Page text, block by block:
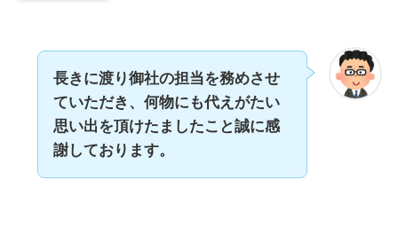
長きに渡り御社の担当を務めさせ
ていただき、何物にも代えがたい
思い出を頂けたましたこと誠に感
謝しております。